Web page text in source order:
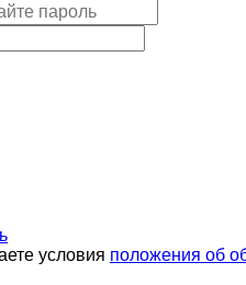
условия положения об